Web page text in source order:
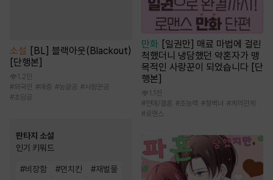
소설 [BL] 블랙아웃(Blackout)
[단행본]
1.2만
#외국인 #애증 #능글공 #사랑꾼공
#초딩공
판타지 소설
인기 키워드
#비장함 #먼치킨 #재벌물
만화 [일권만] 매료 마법에 걸린
척했더니 냉담했던 약혼자가 맹
목적인 사랑꾼이 되었습니다 [단
행본]
1.1천
#연애/결혼 #초능력 #철벽녀 #계약관계
#로맨스